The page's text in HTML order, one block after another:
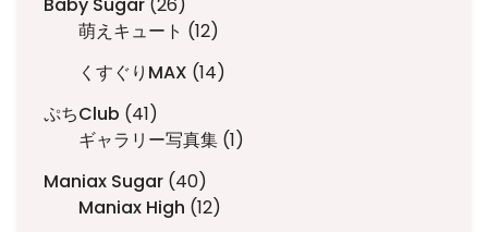
の
商
品
Baby Sugar 26
個
商
萌えキュート 1212
個
の
品
くすぐりMAX 1414
の
商
ぷちClub 4141
個
商
品
ギャラリー写真集 11
Maniax Sugar 4040
個
Maniax High 1212